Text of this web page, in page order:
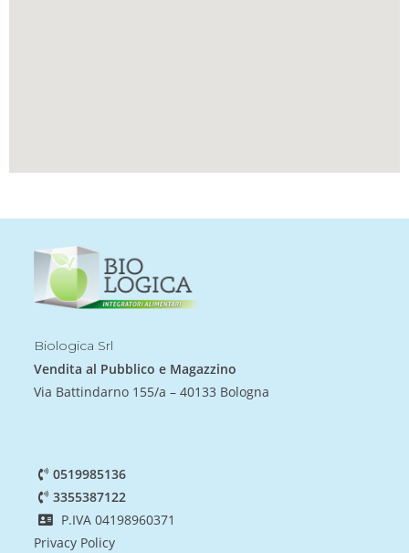
o
u
m
Biologica Srl
Vendita al Pubblico e Magazzino
Via Battindarno 155/a – 40133 Bologna
0519985136
3355387122
P.IVA 04198960371
Privacy Policy